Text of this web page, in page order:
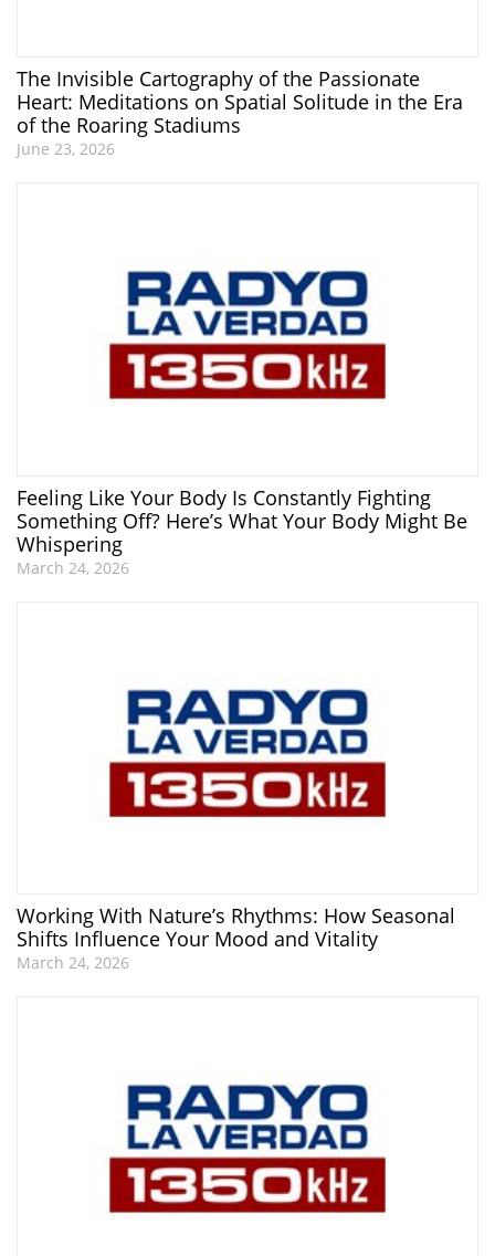
The Invisible Cartography of the Passionate
Heart: Meditations on Spatial Solitude in the Era
of the Roaring Stadiums
June 23, 2026
Feeling Like Your Body Is Constantly Fighting
Something Off? Here’s What Your Body Might Be
Whispering
March 24, 2026
Working With Nature’s Rhythms: How Seasonal
Shifts Influence Your Mood and Vitality
March 24, 2026